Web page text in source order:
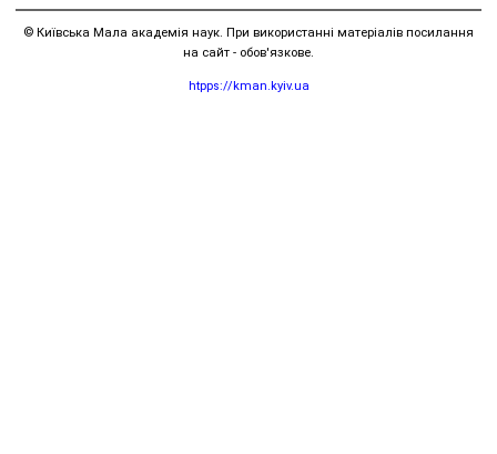
© Київська Мала академія наук. При використанні матеріалів посилання
на сайт - обов'язкове.
htpps://kman.kyiv.ua